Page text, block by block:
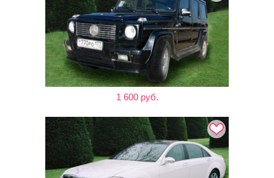
1 600 руб.